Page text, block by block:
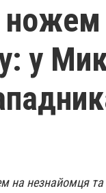
ножем
у
на незнайомця та